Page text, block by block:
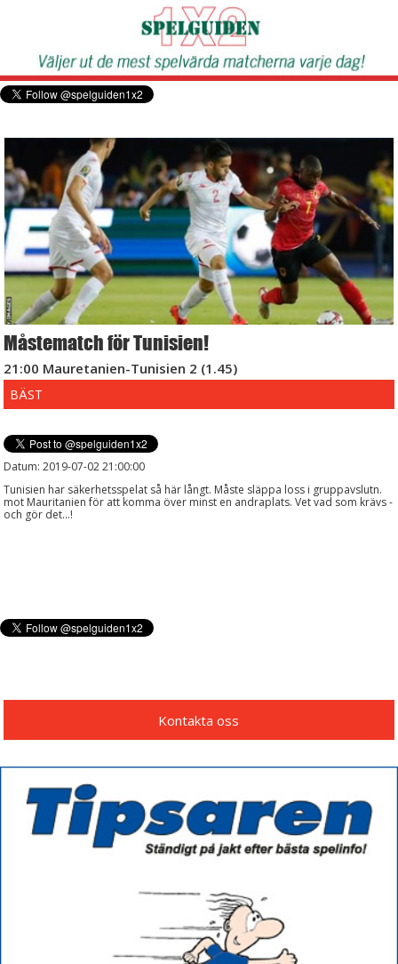
Måstematch för Tunisien!
21:00 Mauretanien-Tunisien 2 (1.45)
BÄST
Datum: 2019-07-02 21:00:00
Tunisien har säkerhetsspelat så här långt. Måste släppa loss i gruppavslutn.
mot Mauritanien för att komma över minst en andraplats. Vet vad som krävs -
och gör det...!
Kontakta oss